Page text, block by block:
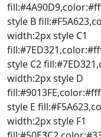
style B
width:2px style C1
style C2
width:2px style D
style E
width:2px style F1